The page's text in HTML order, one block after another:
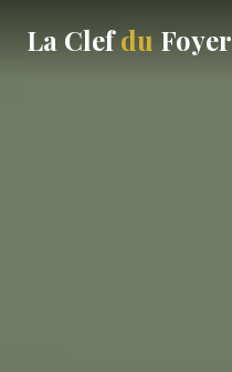
La Clefdu Foyer